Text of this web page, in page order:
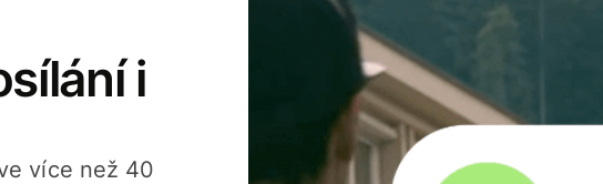
i
více než 40